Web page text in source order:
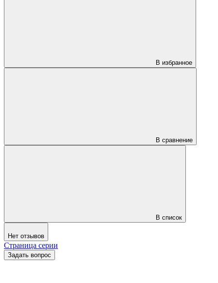
В избранное
В сравнение
В список
Нет отзывов
Страница серии
Задать вопрос